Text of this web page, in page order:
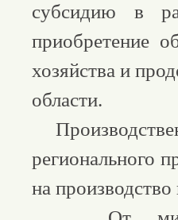
субсидию в
приобретение
хозяйства и
области.
регионального
на